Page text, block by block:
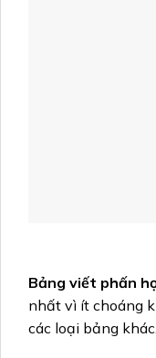
Bảng viết phấn
nhất vì ít choáng
các loại bảng khác.